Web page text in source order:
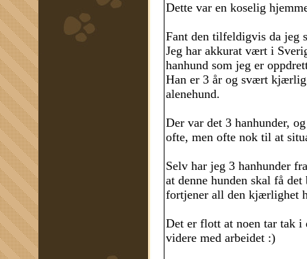
Dette var en koselig
Fant den tilfeldigvis da jeg
Jeg har akkurat vært i
hanhund som jeg er
Han er 3 år og svært
alenehund.
Der var det 3 hanhunder,
ofte, men ofte nok til at
Selv har jeg 3 hanhunder
at denne hunden skal få
fortjener all den kjærlighet
Det er flott at noen tar tak
videre med arbeidet :)